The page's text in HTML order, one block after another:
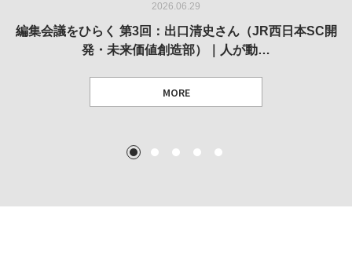
2026.06.29
編集会議をひらく 第3回：出口清史さん（JR西日本SC開
発・未来価値創造部）｜人が動…
MORE
2026.05.14
REVIEW｜果たして美術家・梅津庸一は、「大阪のゆかり
作家」となることができたのか…
2026.03.11
REPORT｜博覧会の残像
MORE
2026.02.25
REVIEW｜菊池聡太朗 個展「余りの風景」
MORE
2025.10.01
REVIEW｜生の存在証明としての線——「ライフライン」
展
1 2 3 4 5